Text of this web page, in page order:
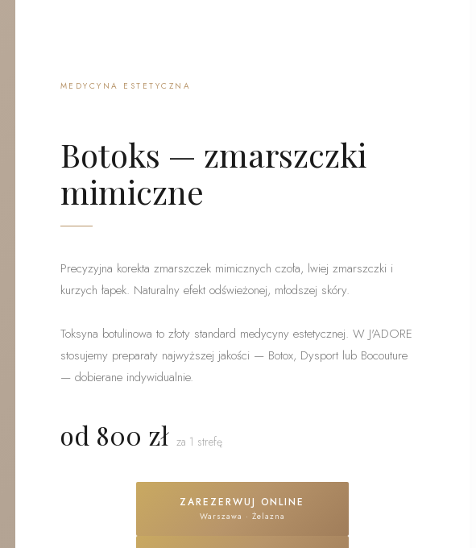
MEDYCYNA ESTETYCZNA
Botoks — zmarszczki
mimiczne
Precyzyjna korekta zmarszczek mimicznych czoła, lwiej zmarszczki i
kurzych łapek. Naturalny efekt odświeżonej, młodszej skóry.
Toksyna botulinowa to złoty standard medycyny estetycznej. W J'ADORE
stosujemy preparaty najwyższej jakości — Botox, Dysport lub Bocouture
— dobierane indywidualnie.
od 800 zł za 1 strefę
ZAREZERWUJ ONLINE
Warszawa · Żelazna